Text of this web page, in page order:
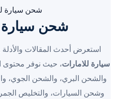
شحن سيارة
شحن سيارة
استعرض أحدث المقالات والأدلة
سيارة للامارات، حيث نوفر محتوى
والشحن البري، والشحن الجوي،
وشحن السيارات، والتخليص